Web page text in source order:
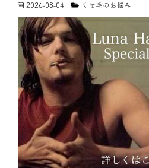
2026-08-04 くせ毛のお悩み